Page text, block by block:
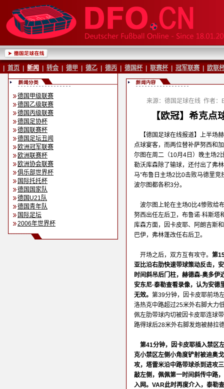
首页 新闻 转会 德甲 德乙 德丙 德国杯 联赛杯 冠军联赛 欧联
德国甲级联赛
德国乙级联赛
德国丙级联赛
德国足协杯
德国联赛杯
德国足坛丑闻
欧洲冠军联赛
欧洲联赛杯
欧洲协会联赛
俱乐部世界杯
国际托托杯
德国国家队
德国U21队
德国青年队
国际足坛
2006年世界杯
来源：德国足球在线 作者：
【欧冠】希克点
【德国足球在线报道】上半场
点球宴客，而两位替补萨努西和
尔图在周二（10月4日）晚主场2
勒沃库森除了输球，还付出了弗
马”布鲁日主场2比0击败马德里
波尔图都各积3分。
波尔图上轮在主场0比4惨败给
努西出任左后卫，布鲁诺·科斯塔
库森方面，因卡皮耶、阿朗吉斯
巴伊，弗林蓬改任右后卫。
开场之后，双方互有攻守。 第
亚比沿右肋快速带球策动反击，
时间斜吊后门柱，赫德森-奥多伊
安东尼·泰勒查看录像，认为安德
无效。 第39分钟，因卡皮耶前场
洛热克中路超过25米外右脚大力
佩左肋带球内切被因卡皮耶连球
路得球后28米外右脚发炮被赫拉
第41分钟，因卡皮耶插入禁区
克小禁区左侧小角度铲射被迪奥
攻，塔雷米沿中路带球杀到进攻
敲左侧，佩佩第一时间斜传中路
入网。VAR此时再度介入，泰勒